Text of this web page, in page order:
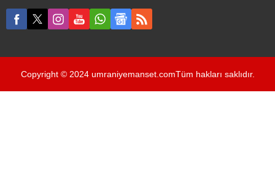
düşüş de göze çarptı.
Türkiye, önümüzdeki 5 yıl
boyunca...
Copyright © 2024 umraniyemanset.comTüm hakları saklıdır.